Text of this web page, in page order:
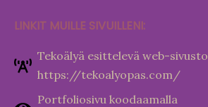
LINKIT MUILLE SIVUILLENI:
Tekoälyä esittelevä web-sivusto
https://tekoalyopas.com/
Portfoliosivu koodaamalla